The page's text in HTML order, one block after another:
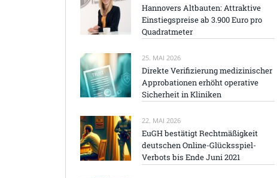
Hannovers Altbauten: Attraktive
Einstiegspreise ab 3.900 Euro pro
Quadratmeter
25. MAI 2026
Direkte Verifizierung medizinischer
Approbationen erhöht operative
Sicherheit in Kliniken
22. MAI 2026
EuGH bestätigt Rechtmäßigkeit
deutschen Online-Glücksspiel-
Verbots bis Ende Juni 2021